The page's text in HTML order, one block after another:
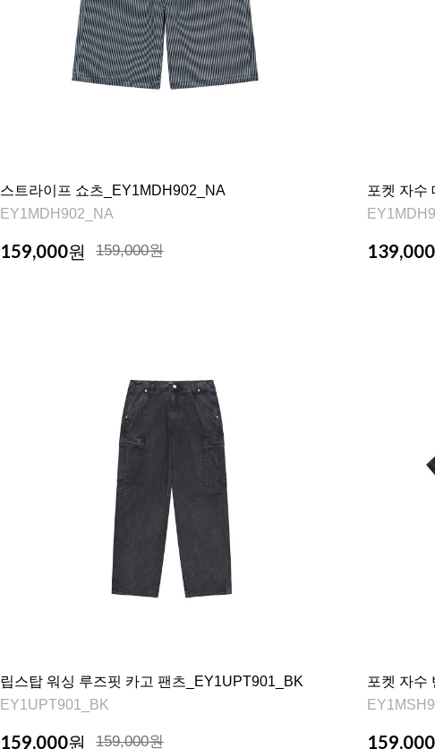
스트라이프 쇼츠_EY1MDH902_NA
EY1MDH902_NA
159,000원 159,000원
포켓 자수
139,000
립스탑 워싱 루즈핏 카고 팬츠_EY1UPT901_BK
EY1UPT901_BK
159,000원 159,000원
포켓 자수
159,000